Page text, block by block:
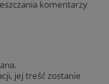
komentarzy
jej treść zostanie